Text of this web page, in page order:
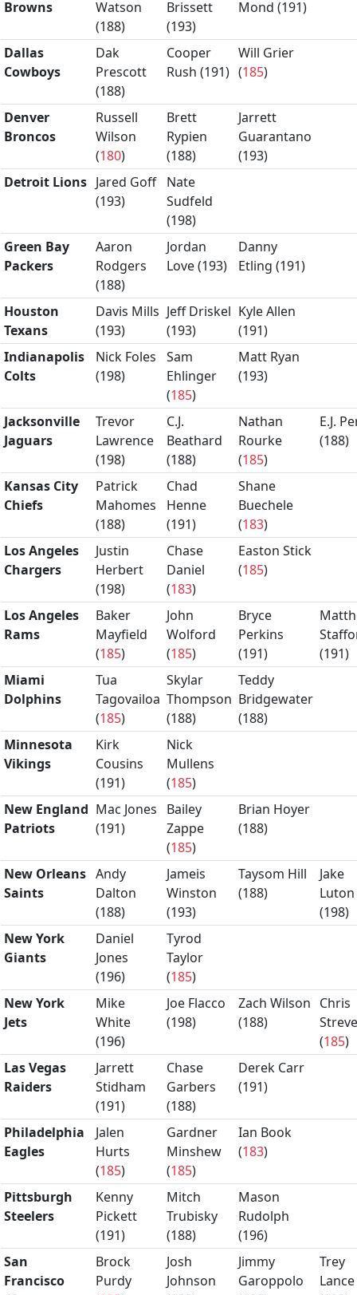
Browns
Watson
(188)
Brissett
(193)
Mond (191)
Dallas
Cowboys
Dak
Prescott
(188)
Cooper
Rush (191)
Will Grier
(185)
Denver
Broncos
Russell
Wilson
(180)
Brett
Rypien
(188)
Jarrett
Guarantano
(193)
Detroit Lions Jared Goff
(193)
Nate
Sudfeld
(198)
Green Bay
Packers
Aaron
Rodgers
(188)
Jordan
Love (193)
Danny
Etling (191)
Houston
Texans
Davis Mills
(193)
Jeff Driskel
(193)
Kyle Allen
(191)
Indianapolis
Colts
Nick Foles
(198)
Sam
Ehlinger
(185)
Matt Ryan
(193)
Jacksonville
Jaguars
Trevor
Lawrence
(198)
C.J.
Beathard
(188)
Nathan
Rourke
(185)
E.J.
(188)
Kansas City
Chiefs
Patrick
Mahomes
(188)
Chad
Henne
(191)
Shane
Buechele
(183)
Los Angeles
Chargers
Justin
Herbert
(198)
Chase
Daniel
(183)
Easton Stick
(185)
Los Angeles
Rams
Baker
Mayfield
(185)
John
Wolford
(185)
Bryce
Perkins
(191)
(191)
Miami
Dolphins
Tua
Tagovailoa
(185)
Skylar
Thompson
(188)
Teddy
Bridgewater
(188)
Minnesota
Vikings
Kirk
Cousins
(191)
Nick
Mullens
(185)
New England
Patriots
Mac Jones
(191)
Bailey
Zappe
(185)
Brian Hoyer
(188)
New Orleans
Saints
Andy
Dalton
(188)
Jameis
Winston
(193)
Taysom Hill
(188)
Jake
Luton
(198)
New York
Giants
Daniel
Jones
(196)
Tyrod
Taylor
(185)
New York
Jets
Mike
White
(196)
Joe Flacco
(198)
Zach Wilson
(188)
Chris
(185)
Las Vegas
Raiders
Jarrett
Stidham
(191)
Chase
Garbers
(188)
Derek Carr
(191)
Philadelphia
Eagles
Jalen
Hurts
(185)
Gardner
Minshew
(185)
Ian Book
(183)
Pittsburgh
Steelers
Kenny
Pickett
(191)
Mitch
Trubisky
(188)
Mason
Rudolph
(196)
San
Francisco
Brock
Purdy
Josh
Johnson
Jimmy
Garoppolo
Trey
Lance